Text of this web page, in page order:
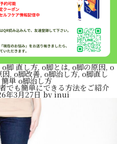
o脚 直し方,o脚とは,o脚の原因,o
因,o脚改善,o脚治し方,o脚直し
簡単 o脚治し方
でも簡単にできる方法をご紹介
年3月27日byinui